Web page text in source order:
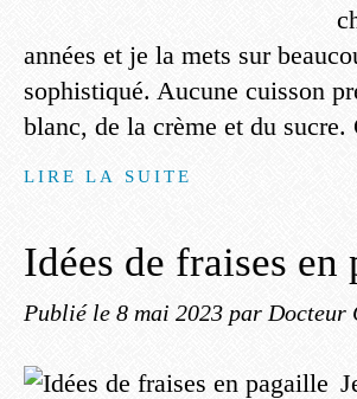
années et je la mets sur
sophistiqué. Aucune cuisson
blanc, de la crème et du sucre.
LIRE LA SUITE
Idées de fraises en
Publié le 8 mai 2023 par Docteur